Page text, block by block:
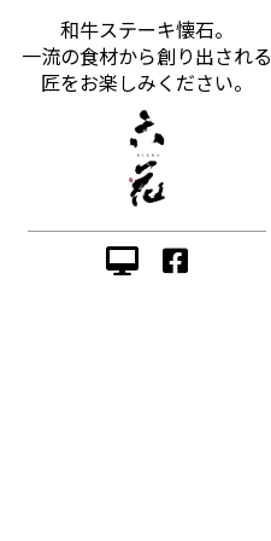
和牛ステーキ懐石。
一流の食材から創り出される
匠をお楽しみください。